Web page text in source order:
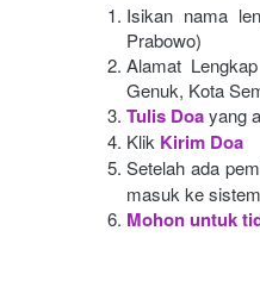
Isikan nama
Prabowo)
Alamat
Genuk, Kota
Tulis Doayang
Klik Kirim Doa
Setelah ada
masuk ke
Mohon untuk